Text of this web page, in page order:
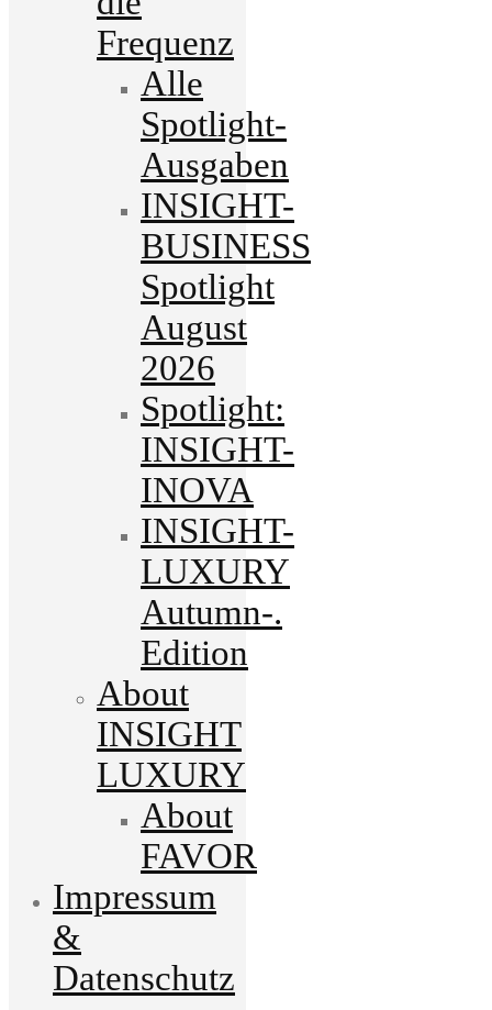
Frequenz
Alle
Spotlight-
Ausgaben
INSIGHT-
BUSINESS
Spotlight
August
2026
Spotlight:
INSIGHT-
INOVA
INSIGHT-
LUXURY
Autumn-.
Edition
About
INSIGHT
LUXURY
About
FAVOR
Impressum
&
Datenschutz